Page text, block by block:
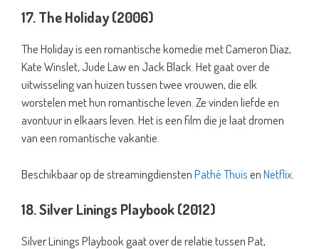
17. The Holiday (2006)
The Holiday is een romantische komedie met Cameron Diaz,
Kate Winslet, Jude Law en Jack Black. Het gaat over de
uitwisseling van huizen tussen twee vrouwen, die elk
worstelen met hun romantische leven. Ze vinden liefde en
avontuur in elkaars leven. Het is een film die je laat dromen
van een romantische vakantie.
Beschikbaar op de streamingdienstenPathé ThuisenNetflix
18. Silver Linings Playbook (2012)
Silver Linings Playbook gaat over de relatie tussen Pat,